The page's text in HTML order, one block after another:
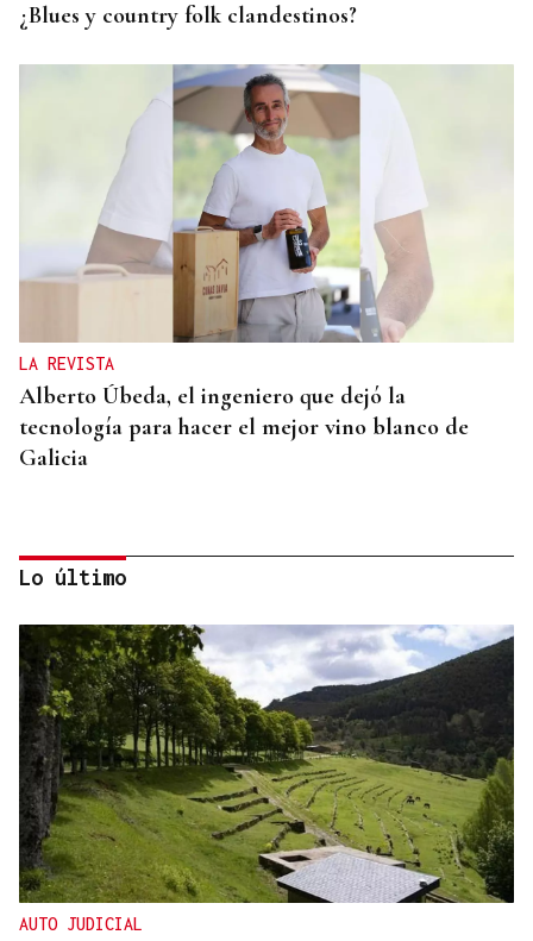
¿Blues y country folk clandestinos?
LA REVISTA
Alberto Úbeda, el ingeniero que dejó la
tecnología para hacer el mejor vino blanco de
Galicia
LA REVISTA
La playlist de... Pablo Amann
Lo último
AUTO JUDICIAL